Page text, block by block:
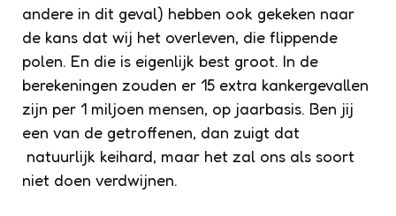
andere in dit geval) hebben ook gekeken naar
de kans dat wij het overleven, die flippende
polen. En die is eigenlijk best groot. In de
berekeningen zouden er 15 extra kankergevallen
zijn per 1 miljoen mensen, op jaarbasis. Ben jij
een van de getroffenen, dan zuigt dat
natuurlijk keihard, maar het zal ons als soort
niet doen verdwijnen.